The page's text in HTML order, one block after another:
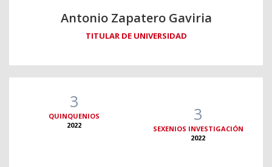
Antonio Zapatero Gaviria
TITULAR DE UNIVERSIDAD
3
QUINQUENIOS
2022
3
SEXENIOS INVESTIGACIÓN
2022